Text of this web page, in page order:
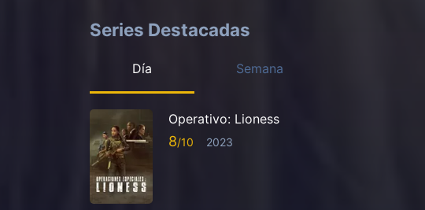
Series Destacadas
Día Semana
Operativo: Lioness
8 2023